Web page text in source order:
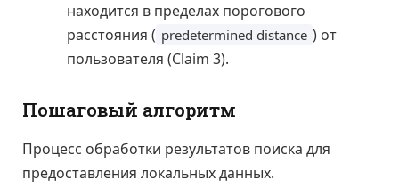
находится в пределах порогового
расстояния ( predetermined distance ) от
пользователя (Claim 3).
Пошаговый алгоритм
Процесс обработки результатов поиска для
предоставления локальных данных.